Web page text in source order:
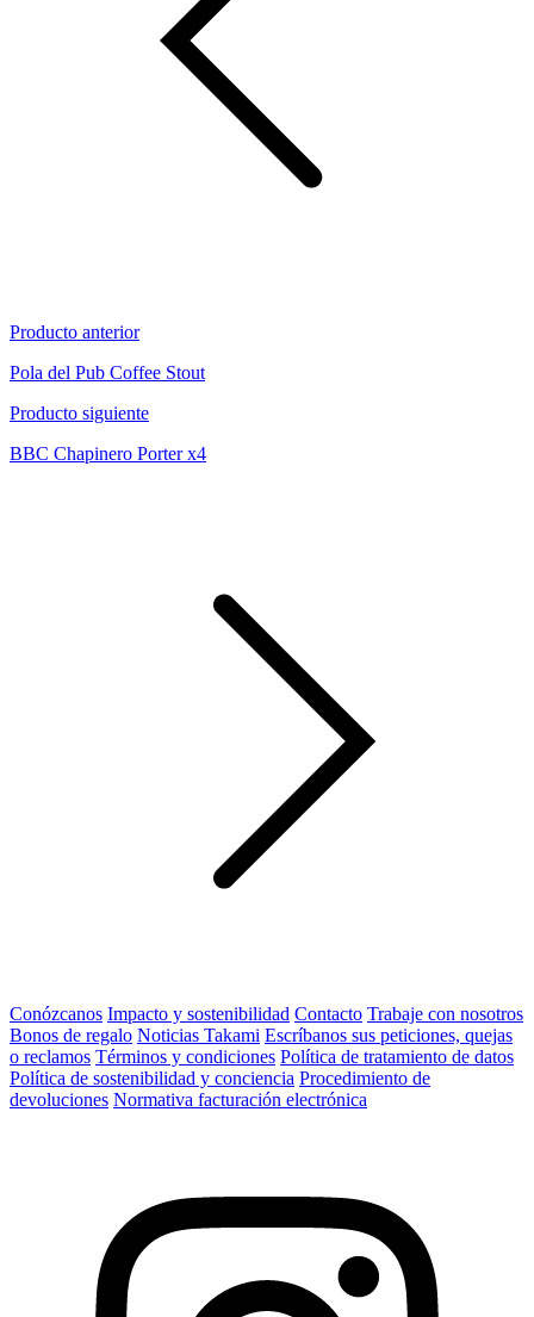
Producto anterior
Pola del Pub Coffee Stout
Producto siguiente
BBC Chapinero Porter x4
Conózcanos Impacto y sostenibilidad Contacto Trabaje con nosotros
Bonos de regalo Noticias Takami Escríbanos sus peticiones, quejas
o reclamos Términos y condiciones Política de tratamiento de datos
Política de sostenibilidad y conciencia Procedimiento de
devoluciones Normativa facturación electrónica